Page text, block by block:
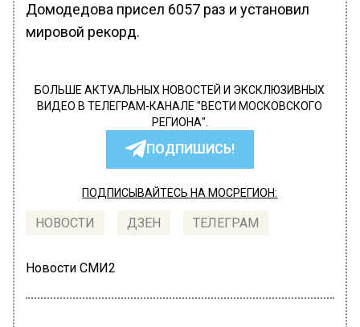
Домодедова присел 6057 раз и установил
мировой рекорд.
БОЛЬШЕ АКТУАЛЬНЫХ НОВОСТЕЙ И ЭКСКЛЮЗИВНЫХ
ВИДЕО В ТЕЛЕГРАМ-КАНАЛЕ "ВЕСТИ МОСКОВСКОГО
РЕГИОНА".
ПОДПИШИСЬ!
ПОДПИСЫВАЙТЕСЬ НА МОСРЕГИОН:
НОВОСТИ ДЗЕН ТЕЛЕГРАМ
Новости СМИ2